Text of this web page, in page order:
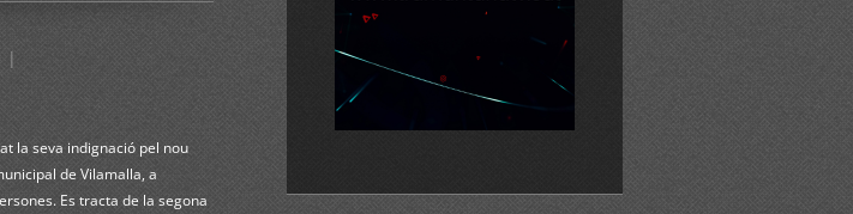
|
la seva indignació pel nou
de Vilamalla, a
Es tracta de la segona